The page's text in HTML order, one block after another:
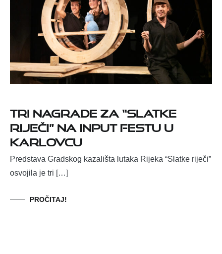
Tri nagrade za “Slatke
riječi” na InPut Festu u
Karlovcu
Predstava Gradskog kazališta lutaka Rijeka “Slatke riječi”
osvojila je tri […]
PROČITAJ!